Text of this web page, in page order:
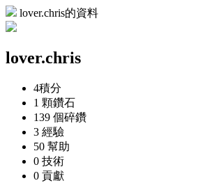
lover.chris的資料
lover.chris
4積分
1 顆鑽石
139 個碎鑽
3 經驗
50 幫助
0 技術
0 貢獻